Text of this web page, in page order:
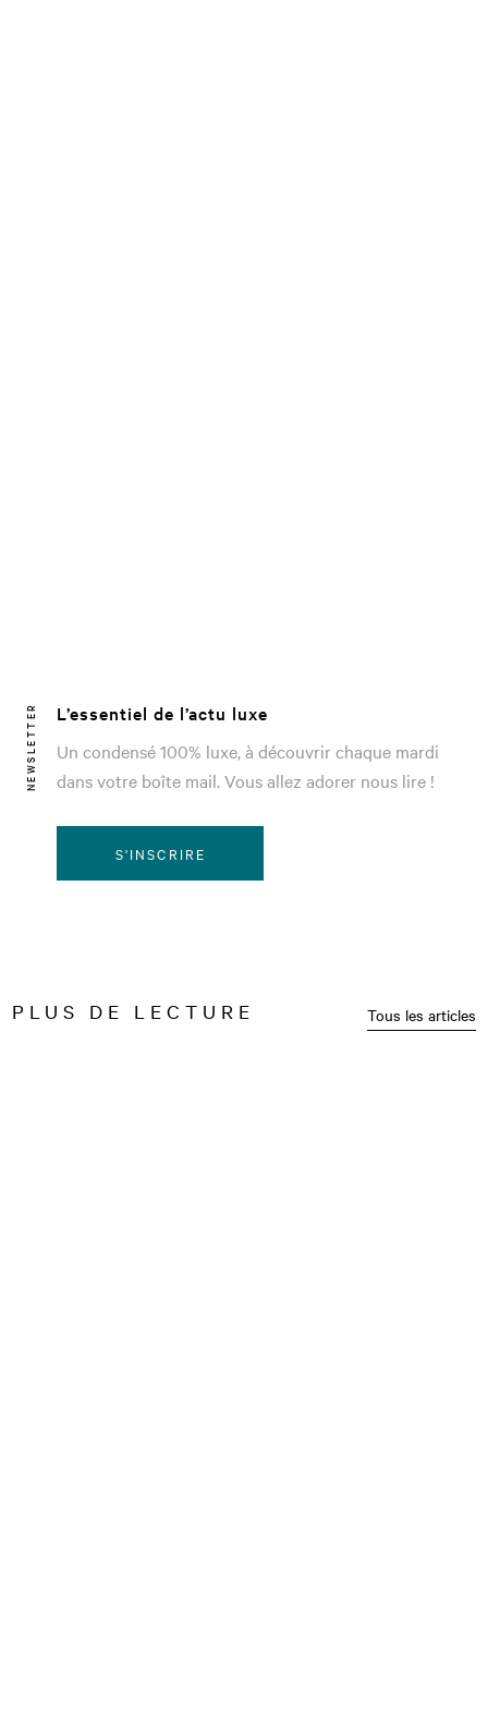
NEWSLETTER
L’essentiel de l’actu luxe
Un condensé 100% luxe, à découvrir chaque mardi
dans votre boîte mail. Vous allez adorer nous lire !
S'INSCRIRE
PLUS DE LECTURE Tous les articles